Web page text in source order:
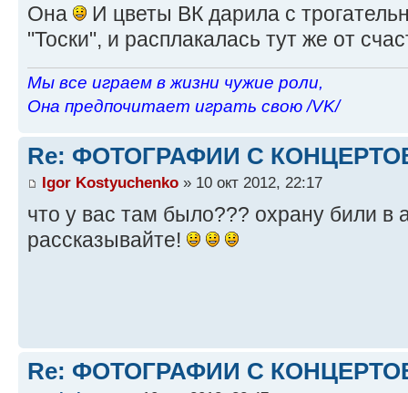
Она
И цветы ВК дарила с
"Тоски", и расплакалась тут же от
Мы все играем в жизни чужие роли,
Она предпочитает играть свою /VK/
Re: ФОТОГРАФИИ С
Igor Kostyuchenko » 10 окт 2012, 22:17
что у вас там было??? охрану били в
рассказывайте!
Re: ФОТОГРАФИИ С